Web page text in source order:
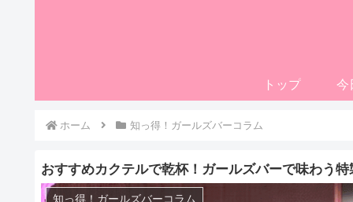
トップ 今
ホーム 知っ得！ガールズバーコラム
おすすめカクテルで乾杯！ガールズバーで味わう
知っ得！ガールズバーコラム